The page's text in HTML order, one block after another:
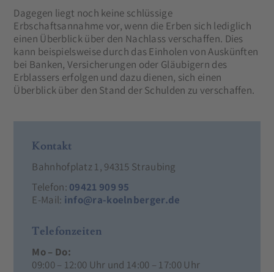
Dagegen liegt noch keine schlüssige
Erbschaftsannahme vor, wenn die Erben sich lediglich
einen Überblick über den Nachlass verschaffen. Dies
kann beispielsweise durch das Einholen von Auskünften
bei Banken, Versicherungen oder Gläubigern des
Erblassers erfolgen und dazu dienen, sich einen
Überblick über den Stand der Schulden zu verschaffen.
Kontakt
Bahnhofplatz 1, 94315 Straubing
Telefon: 09421 909 95
E-Mail: info@ra-koelnberger.de
Telefonzeiten
Mo – Do:
09:00 – 12:00 Uhr und 14:00 – 17:00 Uhr